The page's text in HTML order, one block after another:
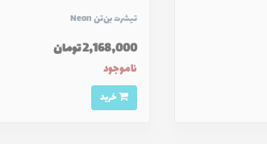
تیشرت بن‌تن Neon
2,168,000 تومان
ناموجود